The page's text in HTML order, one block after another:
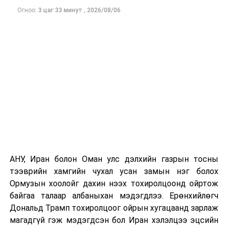
Одоогоор АНУ даяар 13 мужид 90 гаруй томоохон ой,
Огноо: 3 цаг 33 минут , 2026/08/06
АНУ, Иран болон Оман улс дэлхийн газрын тосны
тээврийн хамгийн чухал усан замын нэг болох
Ормузын хоолойг дахин нээх тохиролцоонд ойртож
байгаа талаар албаныхан мэдэгдлээ. Ерөнхийлөгч
Дональд Трамп тохиролцоог ойрын хугацаанд зарлаж
магадгүй гэж мэдэгдсэн бол Иран хэлэлцээ эцсийн